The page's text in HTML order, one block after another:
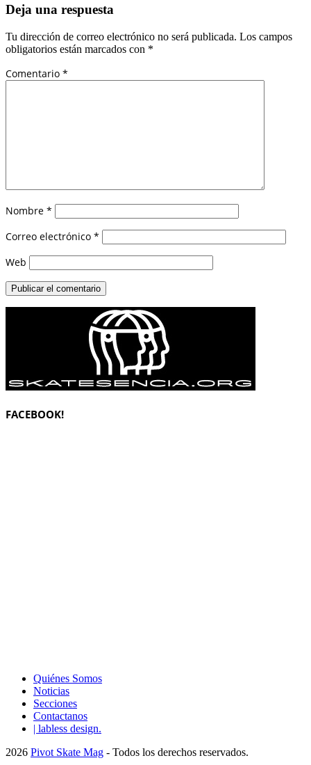
Deja una respuesta
Tu dirección de correo electrónico no será publicada. Los campos
obligatorios están marcados con *
Comentario *
Nombre *
Correo electrónico *
Web
FACEBOOK!
Quiénes Somos
Noticias
Secciones
Contactanos
| labless design.
2026 Pivot Skate Mag - Todos los derechos reservados.